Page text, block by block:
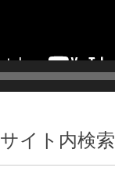
サイト内検索